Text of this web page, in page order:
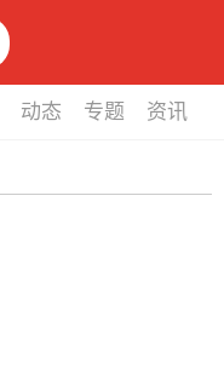
动态 专题 资讯